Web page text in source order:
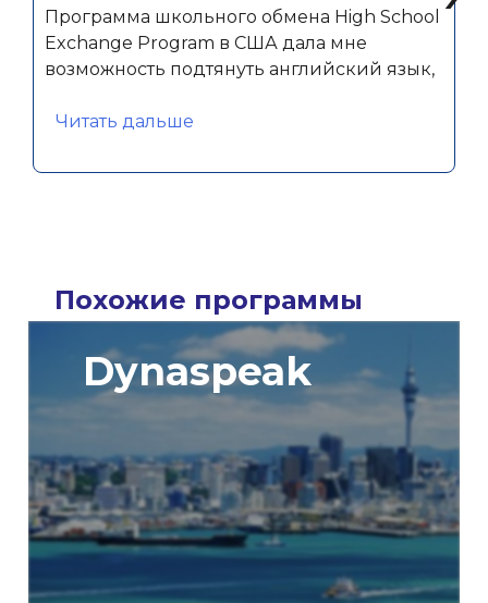
Программа школьного обмена High School
Exchange Program в США дала мне
возможность подтянуть английский язык,
Читать дальше
Похожие программы
Dynaspeak